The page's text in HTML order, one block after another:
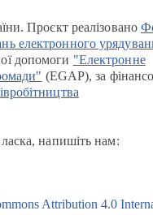
Проєкт реалізовано
електронного
допомоги "Електронне
(EGAP), за
напишіть нам:
Attribution 4.0